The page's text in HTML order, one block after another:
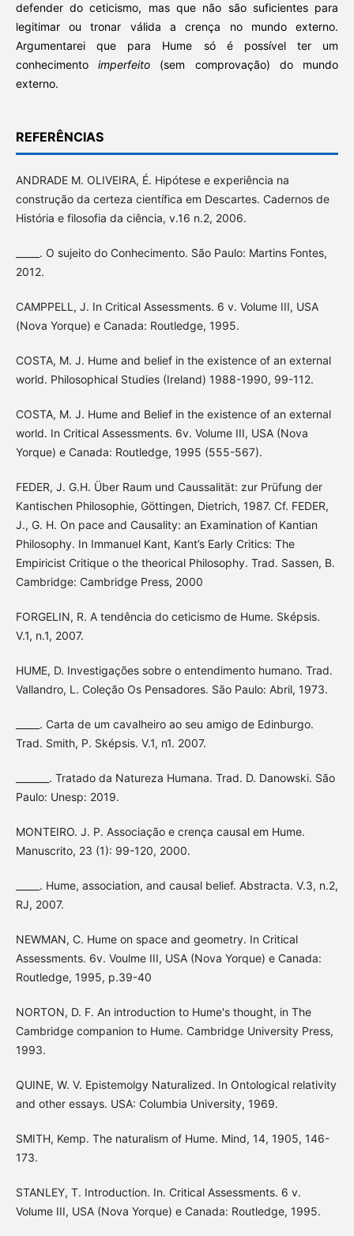
defender do ceticismo, mas que não são suficientes para
legitimar ou tronar válida a crença no mundo externo.
Argumentarei que para Hume só é possível ter um
conhecimentoimperfeito (sem comprovação) do mundo
externo.
REFERÊNCIAS
ANDRADE M. OLIVEIRA, É. Hipótese e experiência na
construção da certeza científica em Descartes. Cadernos de
História e filosofia da ciência, v.16 n.2, 2006.
_____. O sujeito do Conhecimento. São Paulo: Martins Fontes,
2012.
CAMPPELL, J. In Critical Assessments. 6 v. Volume III, USA
(Nova Yorque) e Canada: Routledge, 1995.
COSTA, M. J. Hume and belief in the existence of an external
world. Philosophical Studies (Ireland) 1988-1990, 99-112.
COSTA, M. J. Hume and Belief in the existence of an external
world. In Critical Assessments. 6v. Volume III, USA (Nova
Yorque) e Canada: Routledge, 1995 (555-567).
FEDER, J. G.H. Über Raum und Caussalität: zur Prüfung der
Kantischen Philosophie, Göttingen, Dietrich, 1987. Cf. FEDER,
J., G. H. On pace and Causality: an Examination of Kantian
Philosophy. In Immanuel Kant, Kant’s Early Critics: The
Empiricist Critique o the theorical Philosophy. Trad. Sassen, B.
Cambridge: Cambridge Press, 2000
FORGELIN, R. A tendência do ceticismo de Hume. Sképsis.
V.1, n.1, 2007.
HUME, D. Investigações sobre o entendimento humano. Trad.
Vallandro, L. Coleção Os Pensadores. São Paulo: Abril, 1973.
_____. Carta de um cavalheiro ao seu amigo de Edinburgo.
Trad. Smith, P. Sképsis. V.1, n1. 2007.
_______. Tratado da Natureza Humana. Trad. D. Danowski. São
Paulo: Unesp: 2019.
MONTEIRO. J. P. Associação e crença causal em Hume.
Manuscrito, 23 (1): 99-120, 2000.
_____. Hume, association, and causal belief. Abstracta. V.3, n.2,
RJ, 2007.
NEWMAN, C. Hume on space and geometry. In Critical
Assessments. 6v. Voulme III, USA (Nova Yorque) e Canada:
Routledge, 1995, p.39-40
NORTON, D. F. An introduction to Hume's thought, in The
Cambridge companion to Hume. Cambridge University Press,
1993.
QUINE, W. V. Epistemolgy Naturalized. In Ontological relativity
and other essays. USA: Columbia University, 1969.
SMITH, Kemp. The naturalism of Hume. Mind, 14, 1905, 146-
173.
STANLEY, T. Introduction. In. Critical Assessments. 6 v.
Volume III, USA (Nova Yorque) e Canada: Routledge, 1995.